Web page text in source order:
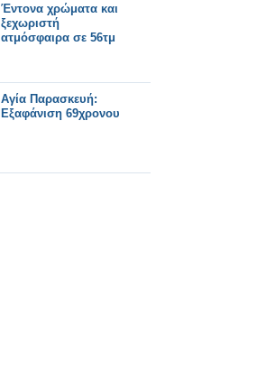
Έντονα χρώματα και
ξεχωριστή
ατμόσφαιρα σε 56τμ
Αγία Παρασκευή:
Εξαφάνιση 69χρονου